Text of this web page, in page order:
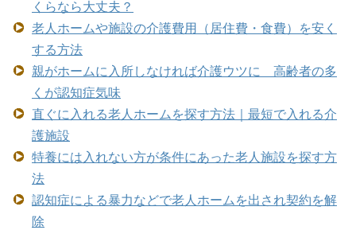
くらなら大丈夫？
老人ホームや施設の介護費用（居住費・食費）を安く
する方法
親がホームに入所しなければ介護ウツに 高齢者の多
くが認知症気味
直ぐに入れる老人ホームを探す方法｜最短で入れる介
護施設
特養には入れない方が条件にあった老人施設を探す方
法
認知症による暴力などで老人ホームを出され契約を解
除